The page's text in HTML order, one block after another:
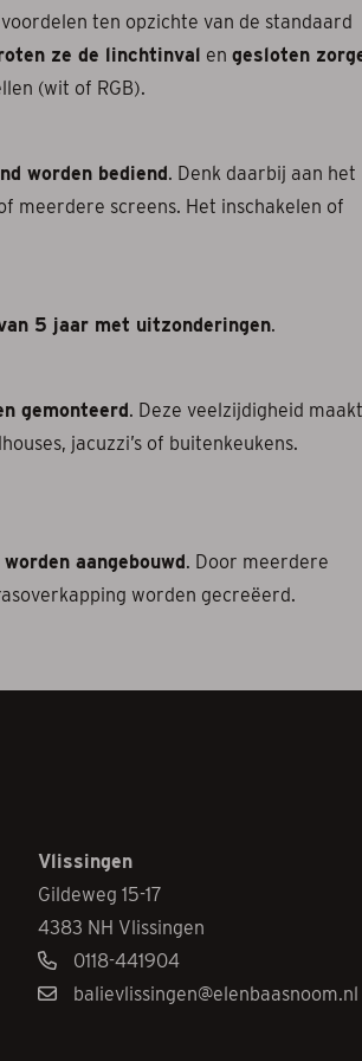
ten opzichte van de standaard
ze de linchtinval en gesloten
(wit of RGB).
worden bediend. Denk daarbij aan het
meerdere screens. Het inschakelen of
5 jaar met uitzonderingen.
gemonteerd. Deze veelzijdigheid maakt
jacuzzi’s of buitenkeukens.
aangebouwd. Door meerdere
worden gecreëerd.
Vlissingen
Gildeweg 15-17
4383 NH Vlissingen
0118-441904
balievlissingen@elenbaasnoom.nl